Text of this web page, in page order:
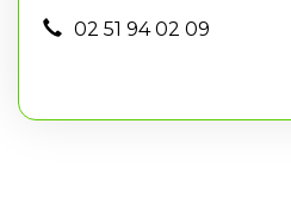
02 51 94 02 09